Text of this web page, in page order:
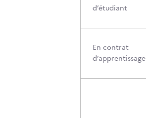
d’étudiant
En contrat
d’apprentissage